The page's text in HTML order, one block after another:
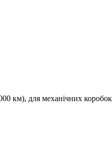
км), для механічних